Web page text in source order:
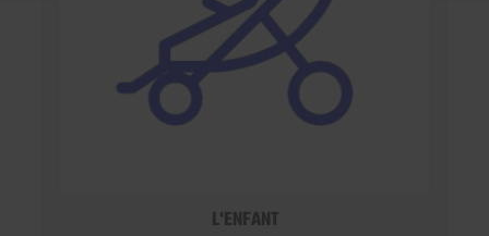
L'ENFANT